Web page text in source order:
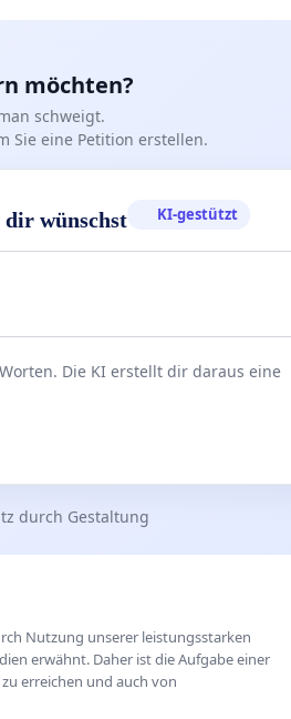
möchten?
schweigt.
Sie eine Petition erstellen.
dir wünschst KI-gestützt
Die KI erstellt dir daraus eine
durch Gestaltung
Nutzung unserer leistungsstarken
erwähnt. Daher ist die Aufgabe einer
erreichen und auch von